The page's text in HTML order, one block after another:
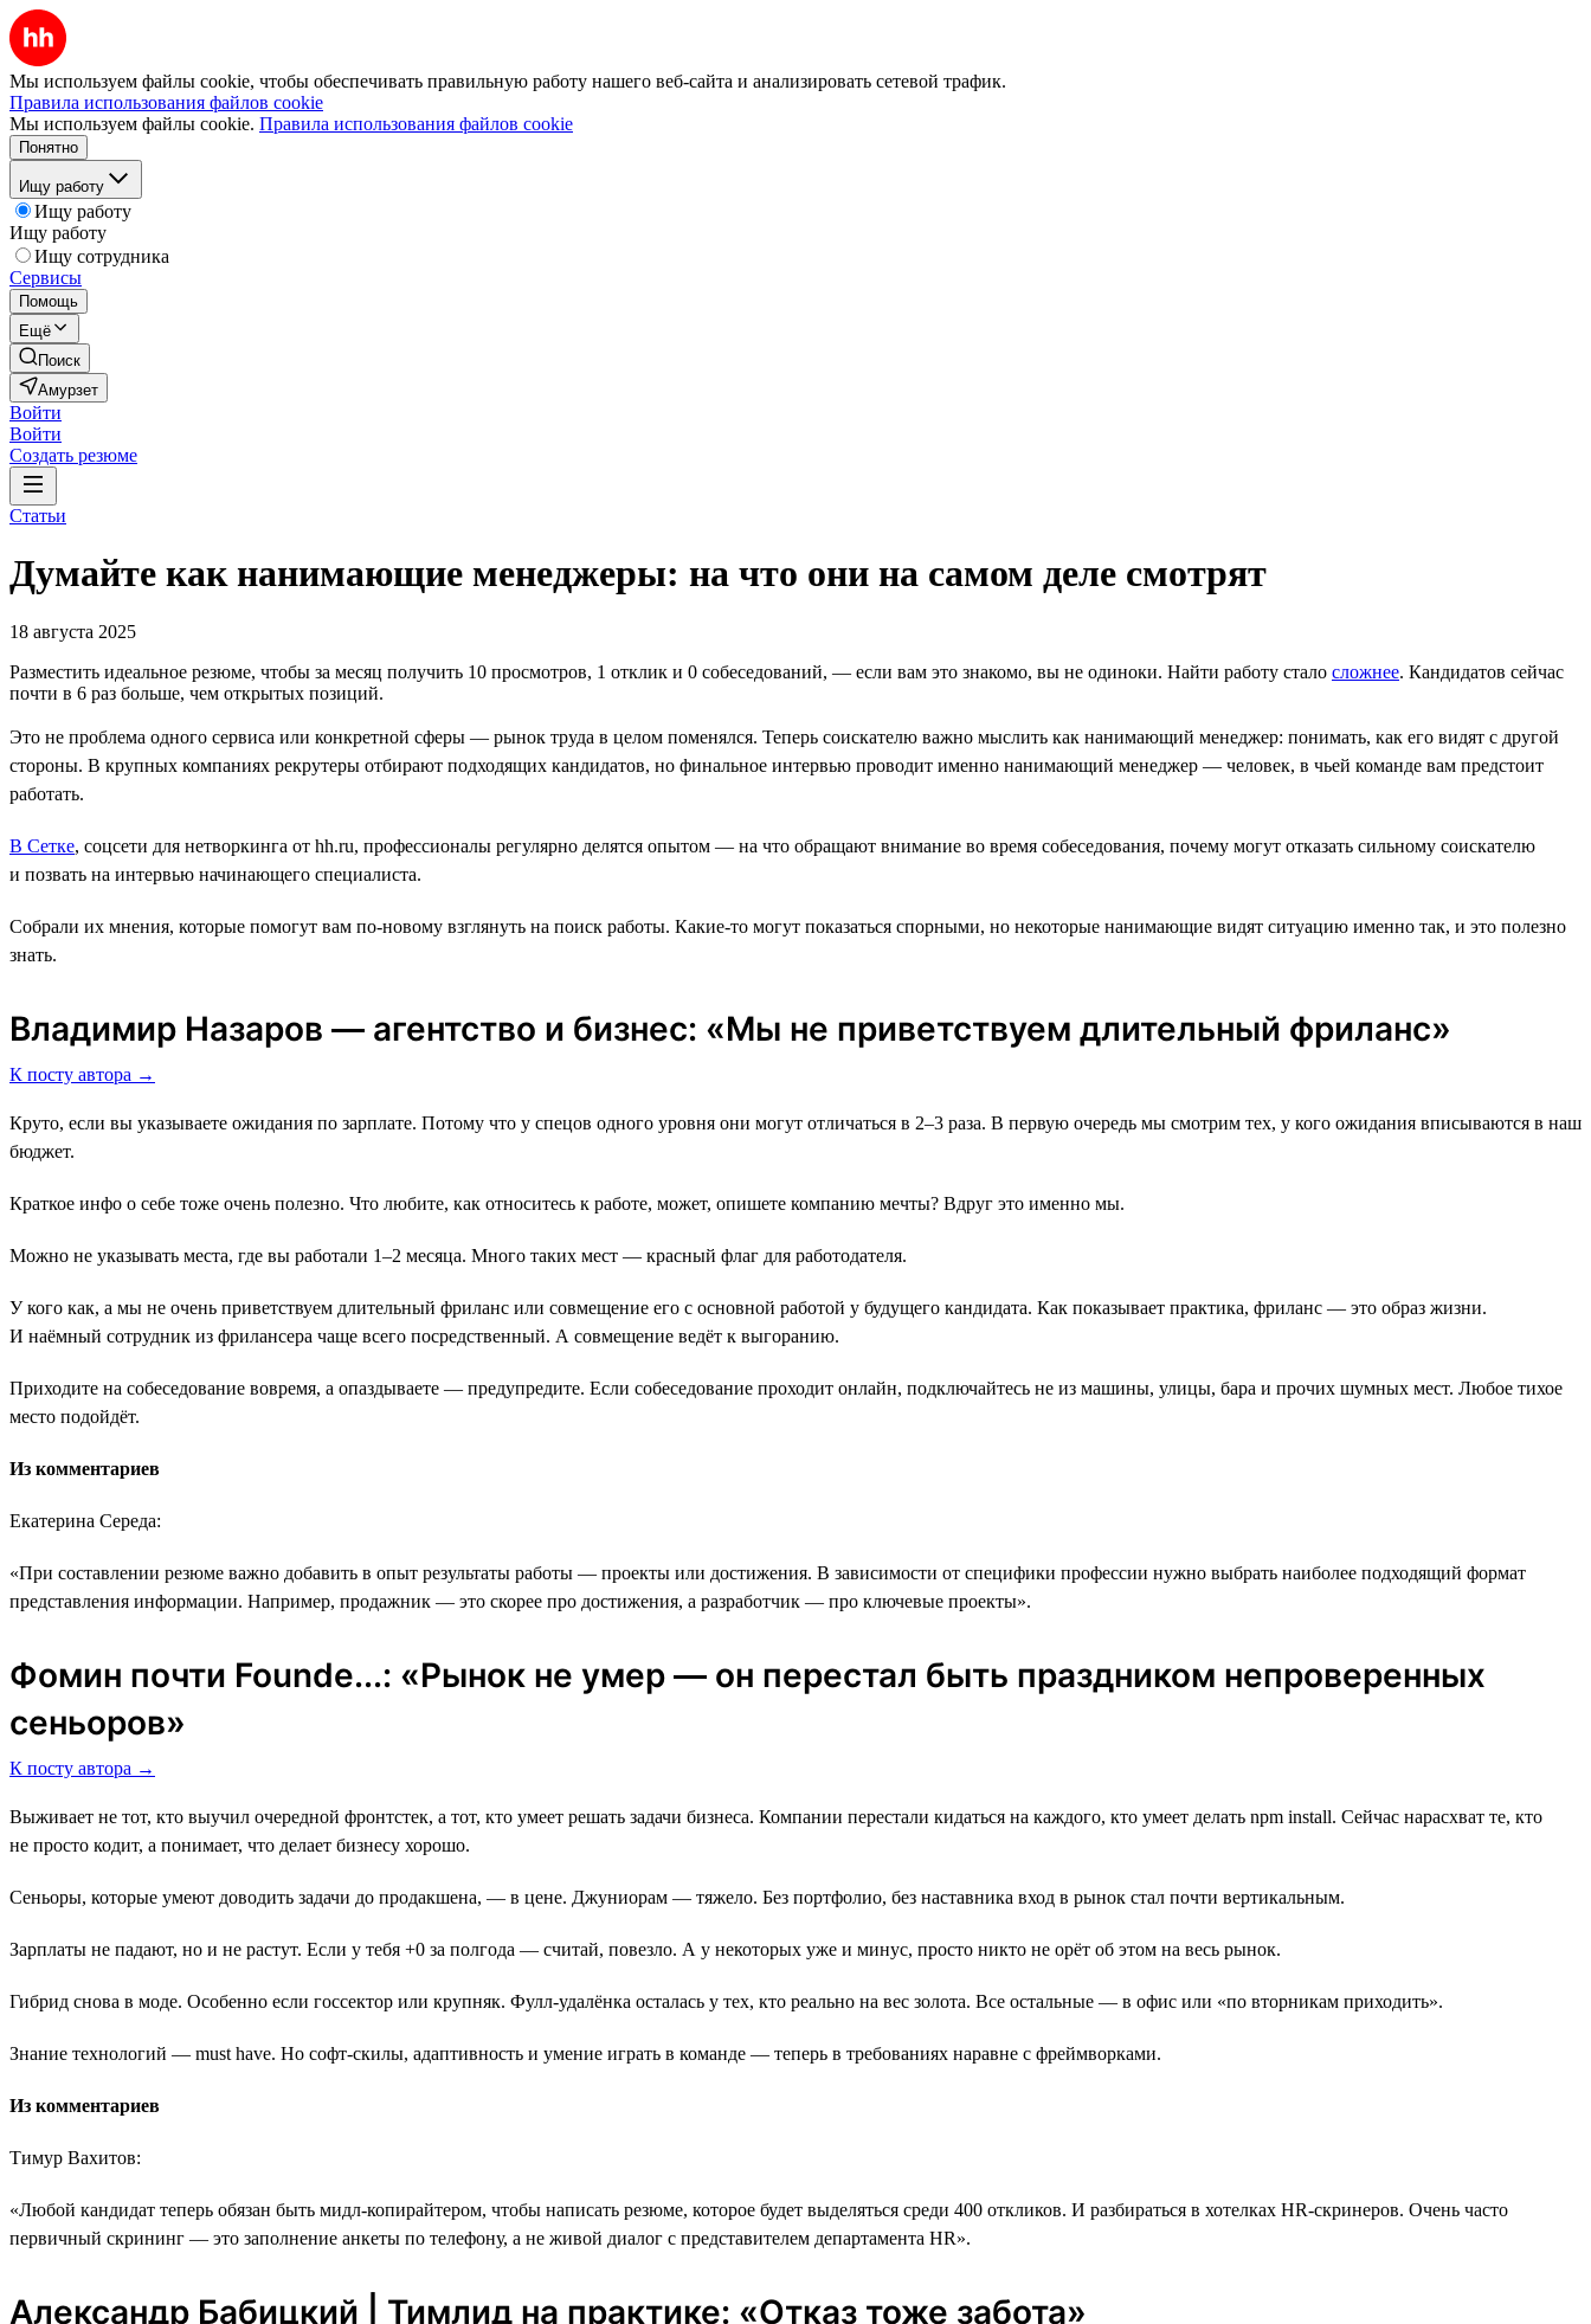
Мы используем файлы cookie, чтобы обеспечивать правильную работу нашего веб-сайта и анализировать сетевой трафик.
Правила использования файлов cookie
Мы используем файлы cookie. Правила использования файлов cookie
Понятно
Ищу работу
Ищу работу
Ищу работу
Ищу сотрудника
Сервисы
Помощь
Ещё
Поиск
Амурзет
Войти
Войти
Создать резюме
Статьи
Думайте как нанимающие менеджеры: на что они на самом деле смотрят
18 августа 2025
Разместить идеальное резюме, чтобы за месяц получить 10 просмотров, 1 отклик и 0 собеседований, ― если вам это знакомо, вы не одиноки. Найти работу стало сложнее. Кандидатов сейчас
почти в 6 раз больше, чем открытых позиций.
Это не проблема одного сервиса или конкретной сферы — рынок труда в целом поменялся. Теперь соискателю важно мыслить как нанимающий менеджер: понимать, как его видят с другой
стороны. В крупных компаниях рекрутеры отбирают подходящих кандидатов, но финальное интервью проводит именно нанимающий менеджер ― человек, в чьей команде вам предстоит
работать.
В Сетке, соцсети для нетворкинга от hh.ru, профессионалы регулярно делятся опытом — на что обращают внимание во время собеседования, почему могут отказать сильному соискателю
и позвать на интервью начинающего специалиста.
Собрали их мнения, которые помогут вам по-новому взглянуть на поиск работы. Какие-то могут показаться спорными, но некоторые нанимающие видят ситуацию именно так, и это полезно
знать.
Владимир Назаров — агентство и бизнес: «Мы не приветствуем длительный фриланс»
К посту автора →
Круто, если вы указываете ожидания по зарплате. Потому что у спецов одного уровня они могут отличаться в 2–3 раза. В первую очередь мы смотрим тех, у кого ожидания вписываются в наш
бюджет.
Краткое инфо о себе тоже очень полезно. Что любите, как относитесь к работе, может, опишете компанию мечты? Вдруг это именно мы.
Можно не указывать места, где вы работали 1–2 месяца. Много таких мест ― красный флаг для работодателя.
У кого как, а мы не очень приветствуем длительный фриланс или совмещение его с основной работой у будущего кандидата. Как показывает практика, фриланс ― это образ жизни.
И наёмный сотрудник из фрилансера чаще всего посредственный. А совмещение ведёт к выгоранию.
Приходите на собеседование вовремя, а опаздываете ― предупредите. Если собеседование проходит онлайн, подключайтесь не из машины, улицы, бара и прочих шумных мест. Любое тихое
место подойдёт.
Из комментариев
Екатерина Середа:
«При составлении резюме важно добавить в опыт результаты работы ― проекты или достижения. В зависимости от специфики профессии нужно выбрать наиболее подходящий формат
представления информации. Например, продажник ― это скорее про достижения, а разработчик ― про ключевые проекты».
Фомин почти Founde...: «Рынок не умер ― он перестал быть праздником непроверенных
сеньоров»
К посту автора →
Выживает не тот, кто выучил очередной фронтстек, а тот, кто умеет решать задачи бизнеса. Компании перестали кидаться на каждого, кто умеет делать npm install. Сейчас нарасхват те, кто
не просто кодит, а понимает, что делает бизнесу хорошо.
Сеньоры, которые умеют доводить задачи до продакшена, — в цене. Джуниорам — тяжело. Без портфолио, без наставника вход в рынок стал почти вертикальным.
Зарплаты не падают, но и не растут. Если у тебя +0 за полгода — считай, повезло. А у некоторых уже и минус, просто никто не орёт об этом на весь рынок.
Гибрид снова в моде. Особенно если госсектор или крупняк. Фулл-удалёнка осталась у тех, кто реально на вес золота. Все остальные — в офис или «по вторникам приходить».
Знание технологий — must have. Но софт-скилы, адаптивность и умение играть в команде — теперь в требованиях наравне с фреймворками.
Из комментариев
Тимур Вахитов:
«Любой кандидат теперь обязан быть мидл-копирайтером, чтобы написать резюме, которое будет выделяться среди 400 откликов. И разбираться в хотелках HR-скринеров. Очень часто
первичный скрининг ― это заполнение анкеты по телефону, а не живой диалог с представителем департамента HR».
Александр Бабицкий | Тимлид на практике: «Отказ тоже забота»